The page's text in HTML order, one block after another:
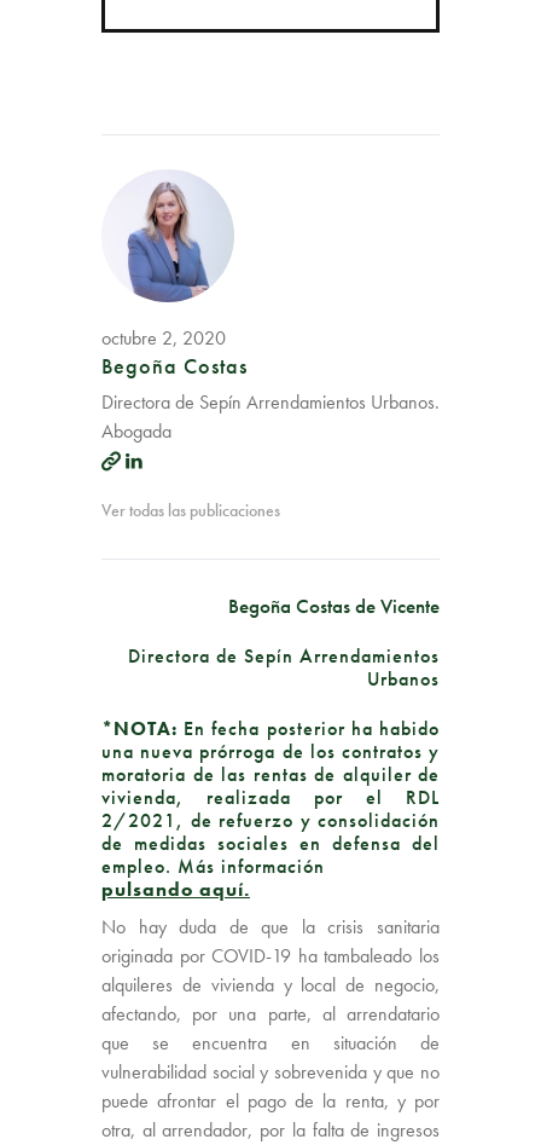
octubre 2, 2020
Begoña Costas
Directora de Sepín Arrendamientos Urbanos.
Abogada
Ver todas las publicaciones
Begoña Costas de Vicente
Directora de Sepín Arrendamientos
Urbanos
*NOTA: En fecha posterior ha habido
una nueva prórroga de los contratos y
moratoria de las rentas de alquiler de
vivienda, realizada por el RDL
2/2021, de refuerzo y consolidación
de medidas sociales en defensa del
empleo. Más información
pulsando aquí.
No hay duda de que la crisis sanitaria
originada por COVID-19 ha tambaleado los
alquileres de vivienda y local de negocio,
afectando, por una parte, al arrendatario
que se encuentra en situación de
vulnerabilidad social y sobrevenida y que no
puede afrontar el pago de la renta, y por
otra, al arrendador, por la falta de ingresos